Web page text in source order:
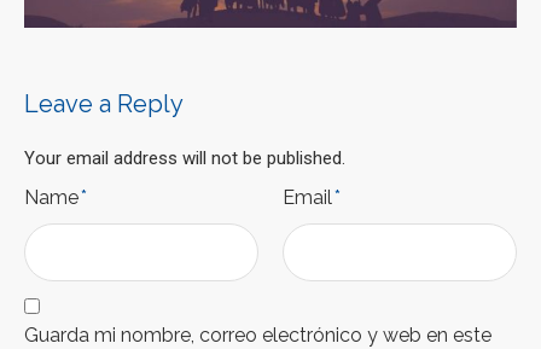
Leave a Reply
Your email address will not be published.
Name* Email*
Guarda mi nombre, correo electrónico y web en este